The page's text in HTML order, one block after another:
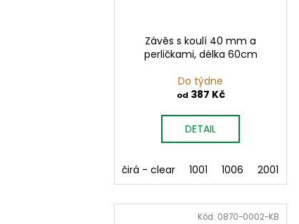
Závěs s koulí 40 mm a
perličkami, délka 60cm
Do týdne
od 387 Kč
DETAIL
čirá - clear 1001 1006 2001
Kód: 0870-0002-KB